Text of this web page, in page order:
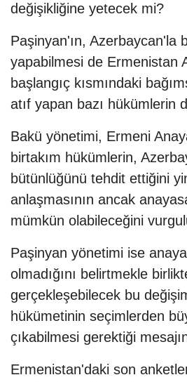
değişikliğine yetecek mi?
Paşinyan'ın, Azerbaycan'la
yapabilmesi de Ermenistan
başlangıç kısmındaki
atıf yapan bazı hükümlerin
Bakü yönetimi, Ermeni
birtakım hükümlerin,
bütünlüğünü tehdit ettiğini
anlaşmasının ancak
mümkün olabileceğini
Paşinyan yönetimi ise
olmadığını belirtmekle
gerçekleşebilecek bu
hükümetinin seçimlerden
çıkabilmesi gerektiği
Ermenistan'daki son